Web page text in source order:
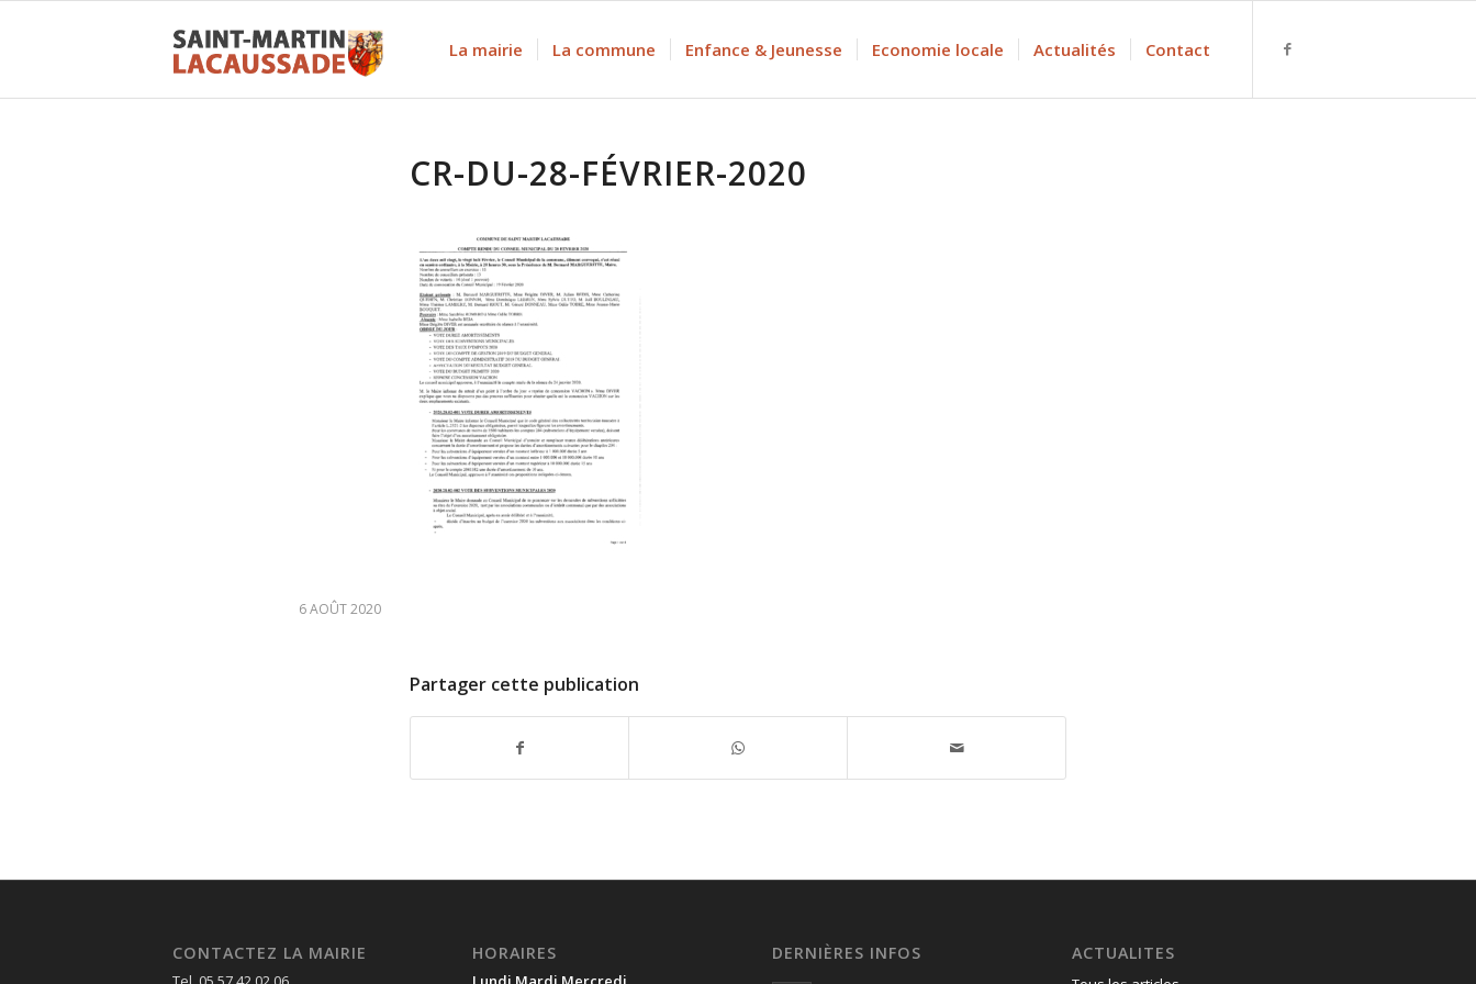
La mairie La commune Enfance & Jeunesse Economie locale Actualités Contact
CR-DU-28-FÉVRIER-2020
6 AOÛT 2020
Partager cette publication
CONTACTEZ LA MAIRIE HORAIRES DERNIÈRES INFOS ACTUALITES